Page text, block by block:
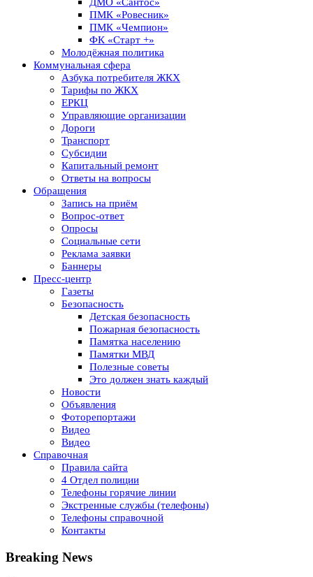
ДМО «Сантос»
ПМК «Ровесник»
ПМК «Чемпион»
ФК «Старт +»
Молодёжная политика
Коммунальная сфера
Азбука потребителя ЖКХ
Тарифы по ЖКХ
ЕРКЦ
Управляющие организации
Дороги
Транспорт
Субсидии
Капитальный ремонт
Ответы на вопросы
Обращения
Запись на приём
Вопрос-ответ
Опросы
Социальные сети
Реклама заявки
Баннеры
Пресс-центр
Газеты
Безопасность
Детская безопасность
Пожарная безопасность
Памятка населению
Памятки МВД
Полезные советы
Это должен знать каждый
Новости
Объявления
Фоторепортажи
Видео
Видео
Справочная
Правила сайта
4 Отдел полиции
Телефоны горячие линии
Экстренные службы (телефоны)
Телефоны справочной
Контакты
Breaking News